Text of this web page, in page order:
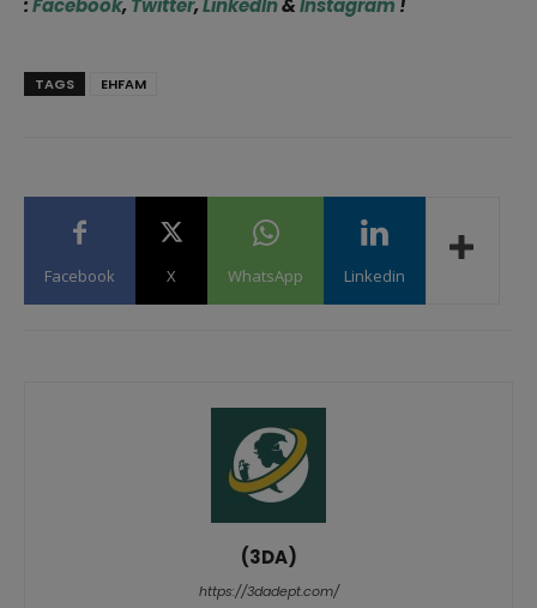
TAGS EHFAM
Facebook X WhatsApp Linkedin
(3DA)
https://3dadept.com/